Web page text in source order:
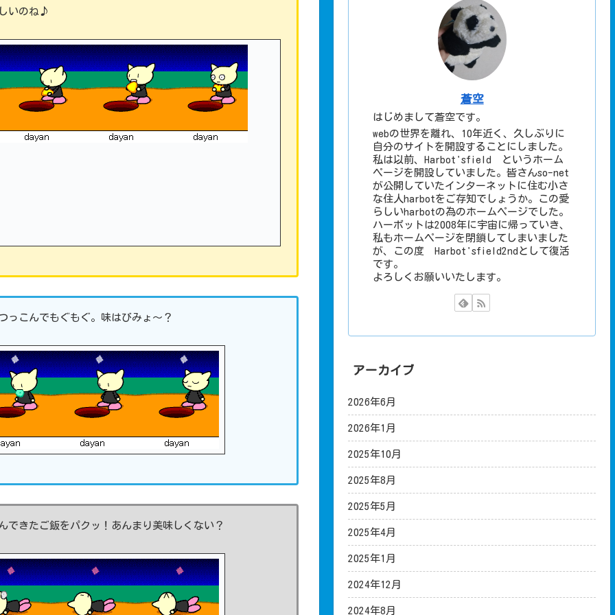
いのね♪
こんでもぐもぐ。味はびみょ～？
たご飯をパクッ！あんまり美味しくない？
蒼空
はじめまして蒼空です。
webの世界を離れ、10年近く、久しぶりに
自分のサイトを開設することにしました。
私は以前、Harbot'sfield というホーム
ページを開設していました。皆さんso-net
が公開していたインターネットに住む小さ
な住人harbotをご存知でしょうか。この愛
らしいharbotの為のホームページでした。
ハーボットは2008年に宇宙に帰っていき、
私もホームページを閉鎖してしまいました
が、この度 Harbot'sfield2ndとして復活
です。
よろしくお願いいたします。
アーカイブ
2026年6月
2026年1月
2025年10月
2025年8月
2025年5月
2025年4月
2025年1月
2024年12月
2024年8月